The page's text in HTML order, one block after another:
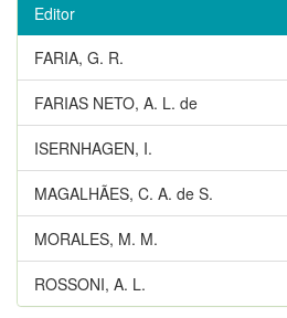
Editor
FARIA, G. R.
FARIAS NETO, A. L. de
ISERNHAGEN, I.
MAGALHÃES, C. A. de S.
MORALES, M. M.
ROSSONI, A. L.